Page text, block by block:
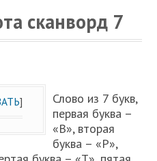
сканворд 7
]
Слово из 7 букв,
первая буква –
«В», вторая
буква – «Р»,